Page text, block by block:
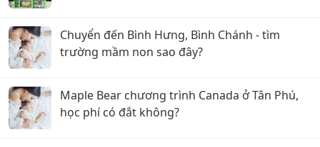
Chuyển đến Bình Hưng, Bình Chánh - tìm
trường mầm non sao đây?
Maple Bear chương trình Canada ở Tân Phú,
học phí có đắt không?